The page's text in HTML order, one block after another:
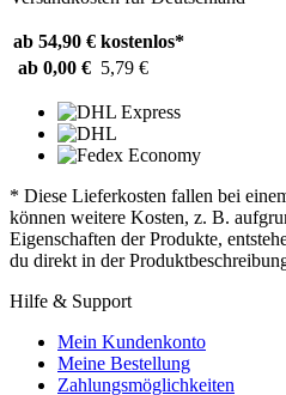
ab 54,90 € kostenlos*
ab 0,00 € 5,79 €
* Diese Lieferkosten fallen bei
können weitere Kosten, z. B.
Eigenschaften der Produkte,
du direkt in der
Hilfe & Support
Mein Kundenkonto
Meine Bestellung
Zahlungsmöglichkeiten